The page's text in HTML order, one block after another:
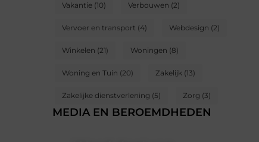
Vakantie (10) Verbouwen (2)
Vervoer en transport (4) Webdesign (2)
Winkelen (21) Woningen (8)
Woning en Tuin (20) Zakelijk (13)
Zakelijke dienstverlening (5) Zorg (3)
MEDIA EN BEROEMDHEDEN